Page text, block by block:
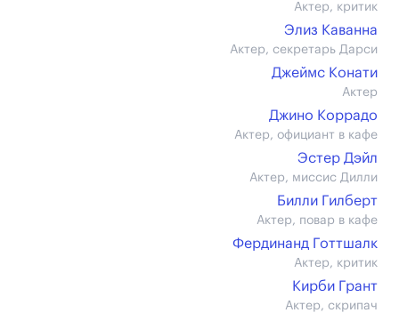
Актер, критик
Элиз Каванна
Актер, секретарь Дарси
Джеймс Конати
Актер
Джино Коррадо
Актер, официант в кафе
Эстер Дэйл
Актер, миссис Дилли
Билли Гилберт
Актер, повар в кафе
Фердинанд Готтшалк
Актер, критик
Кирби Грант
Актер, скрипач